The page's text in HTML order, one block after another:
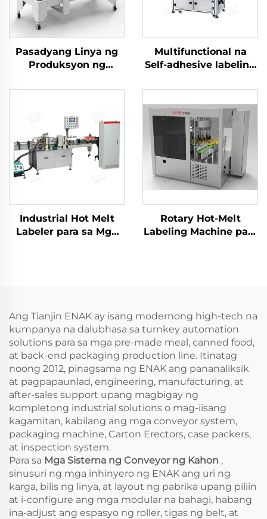
Pasadyang Linya ng
Produksyon ng
Pagse-seal ng Karton
Tape, Makina sa
Pagpapakete at
Pagpapatapos, ENKF-
02
Multifunctional na
Self-adhesive labeling
Industrial Hot Melt
Labeler para sa Mga
Rotary Hot-Melt
Labeling Machine para
Ang Tianjin ENAK ay isang modernong high-tech na
kumpanya na dalubhasa sa turnkey automation
solutions para sa mga pre-made meal, canned food,
at back-end packaging production line. Itinatag
noong 2012, pinagsama ng ENAK ang pananaliksik
at pagpapaunlad, engineering, manufacturing, at
after-sales support upang magbigay ng
kompletong industrial solutions o mag-iisang
kagamitan, kabilang ang mga conveyor system,
packaging machine, Carton Erectors, case packers,
at inspection system.
Para sa Mga Sistema ng Conveyor ng Kahon ,
sinusuri ng mga inhinyero ng ENAK ang uri ng
karga, bilis ng linya, at layout ng pabrika upang piliin
at i-configure ang mga modular na bahagi, habang
ina-adjust ang espasyo ng roller, tigas ng belt, at